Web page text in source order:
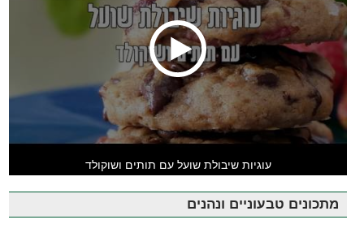
עוגיות שיבולת שועל עם תותים ושוקולד
מתכונים טבעוניים ונהנים